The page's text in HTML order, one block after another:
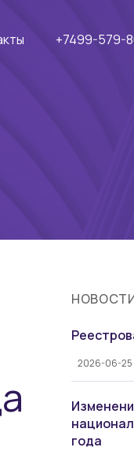
+7499-579-
2026-06-25
года